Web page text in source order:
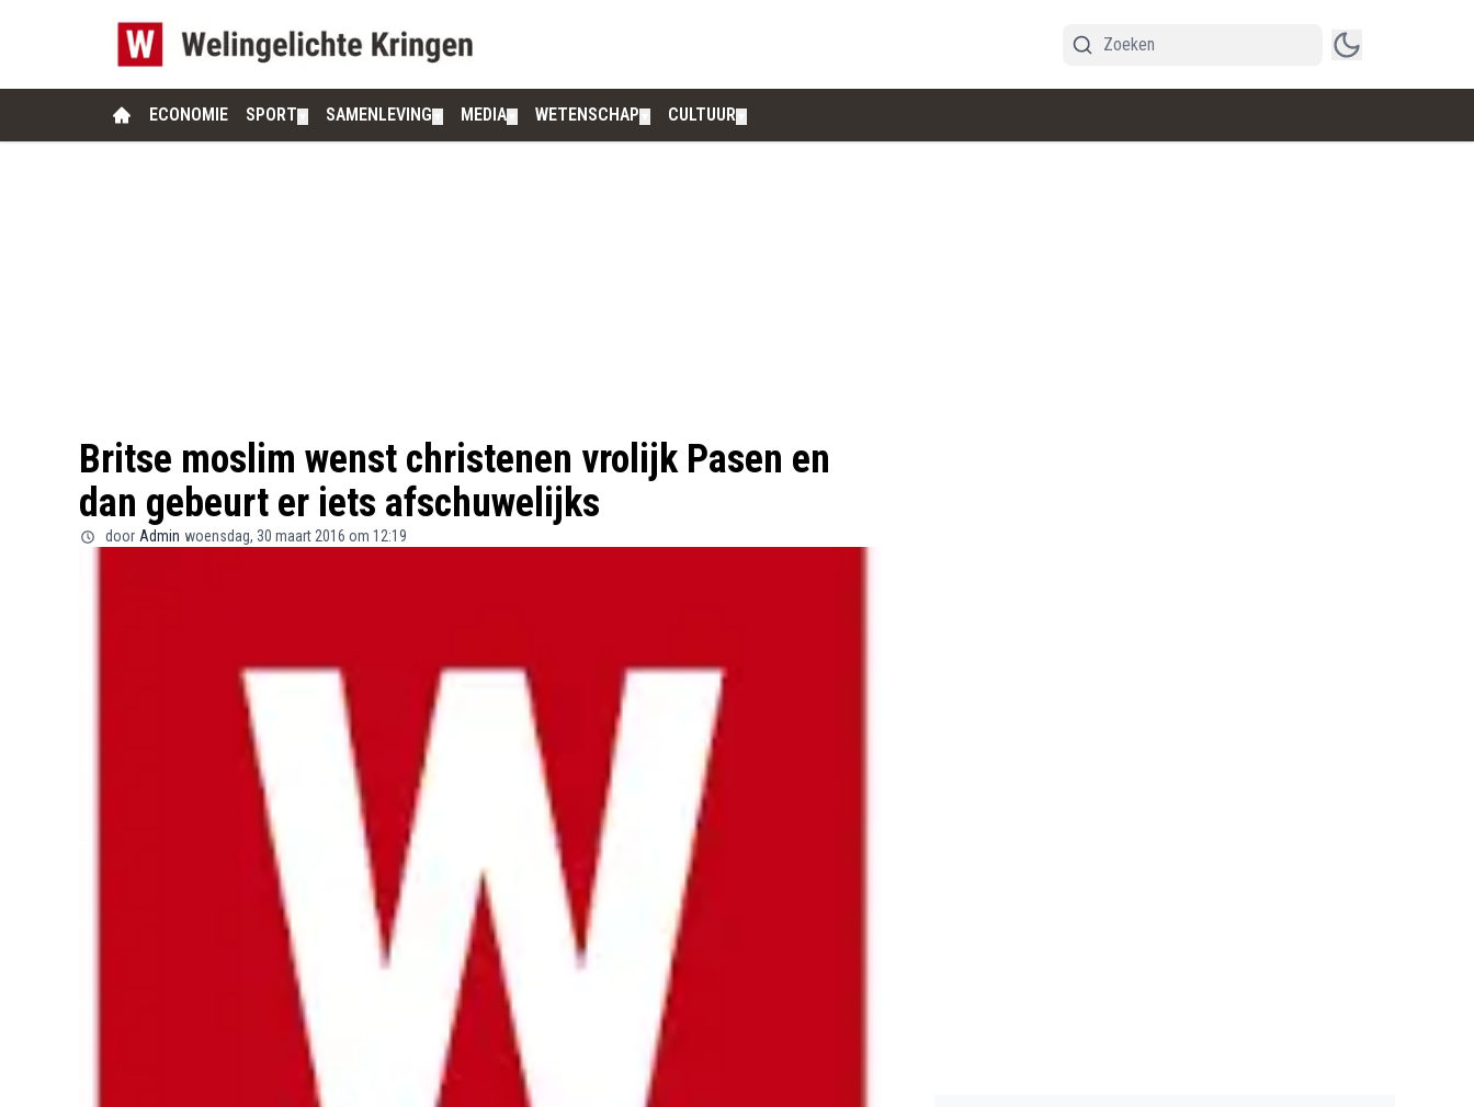
ECONOMIE SPORT SAMENLEVING MEDIA WETENSCHAP CULTUUR
Britse moslim wenst christenen vrolijk Pasen en
dan gebeurt er iets afschuwelijks
door Admin woensdag, 30 maart 2016 om 12:19